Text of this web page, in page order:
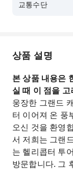
교통수단
상품 설명
본 상품 내용은
실 때 이 점을
웅장한 그랜드
터 이어져 온 풍
오신 것을 환영
서 저희는 그랜
는 헬리콥터 투
방문합니다. 그